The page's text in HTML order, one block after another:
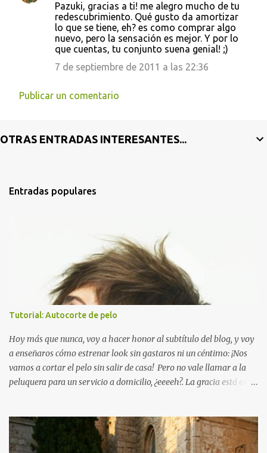
Pazuki, gracias a ti! me alegro mucho de tu
redescubrimiento. Qué gusto da amortizar
lo que se tiene, eh? es como comprar algo
nuevo, pero la sensación es mejor. Y por lo
que cuentas, tu conjunto suena genial! ;)
7 de septiembre de 2011 a las 22:36
Publicar un comentario
OTRAS ENTRADAS INTERESANTES...
Entradas populares
Tutorial: Autocorte de pelo
Hoy más que nunca, voy a hacer honor al subtítulo del blog, y voy
a enseñaros cómo estrenar look sin gastaros ni un céntimo: ¡Nos
vamos a cortar el pelo sin salir de casa! Pero no vale llamar a la
peluquera para un servicio a domicilio, ¿eeeeh?. La gracia está en
partidarias de un pelo sin complicaciones, y además huyan de los
cortes modernos o arriesgados. Es que yo ya he salido muy